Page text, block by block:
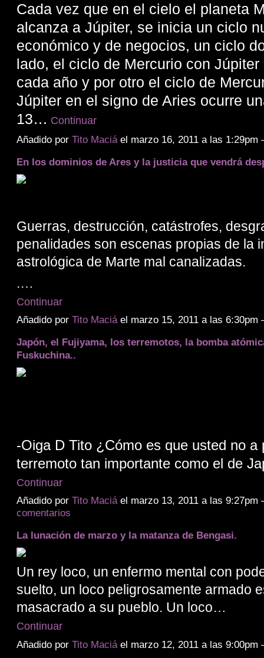
Cada vez que en el cielo el planeta
alcanza a Júpiter, se inicia un ciclo
económico y de negocios, un ciclo
lado, el ciclo de Mercurio con Júpiter
cada año y por otro el ciclo de
Júpiter en el signo de Aries ocurre
13… Continuar
Añadido por Tito Maciáel marzo 16, 2011 a las
En los dominios de Ares y la justicia que vendrá
Guerras, destrucción, catástrofes,
penalidades son escenas propias de la
astrológica de Marte mal canalizadas.
.…
Continuar
Añadido por Tito Maciáel marzo 15, 2011 a las
Japón, el Fujiyama, los terremotos, la bomba
Fuskuchina..
-Oiga D Tito ¿Cómo es que usted no a
terremoto tan importante como el de
Continuar
Añadido por Tito Maciáel marzo 13, 2011 a las
comentarios
La lunación de marzo y la matanza de Bengasi.
Un rey loco, un enfermo mental con
suelto, un loco peligrosamente armado
masacrado a su pueblo. Un loco…
Continuar
Añadido por Tito Maciáel marzo 12, 2011 a las